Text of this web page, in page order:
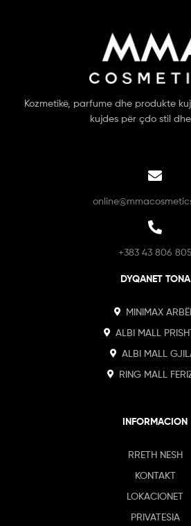
Kozmetikë, parfume dhe produkte
kujdes për çdo stil
+383 43 806 805
DYQANET TONA
MINIMAX
ALBI MALL
ALBI MALL
RING MALL
INFORMACION
RRETH NESH
KONTAKT
LOKACIONET
PRIVATESIA